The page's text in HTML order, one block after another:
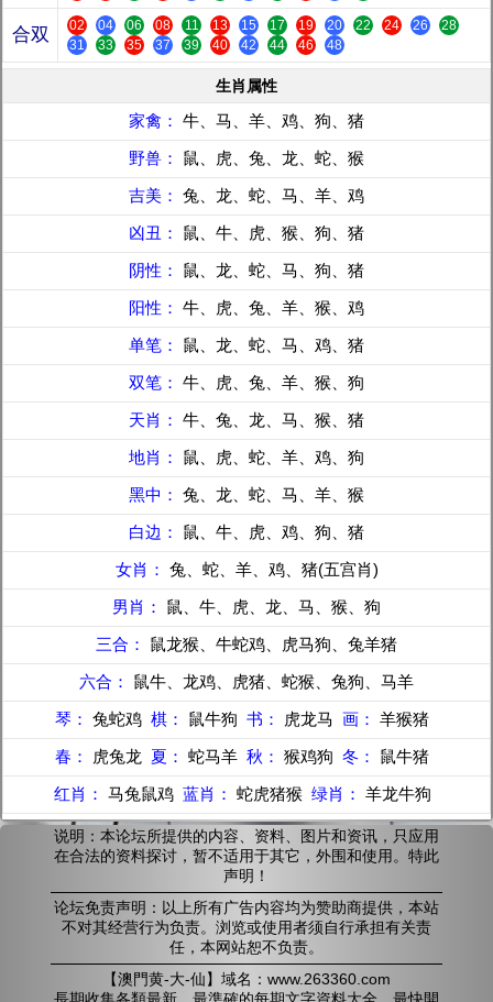
合双 02 04 06 08 11 13 15 17 19 20 22 24 26
28
31
33 35 37 39 40 42 44 46 48
生肖属性
家禽： 牛、马、羊、鸡、狗、猪
野兽： 鼠、虎、兔、龙、蛇、猴
吉美： 兔、龙、蛇、马、羊、鸡
凶丑： 鼠、牛、虎、猴、狗、猪
阴性： 鼠、龙、蛇、马、狗、猪
阳性： 牛、虎、兔、羊、猴、鸡
单笔： 鼠、龙、蛇、马、鸡、猪
双笔： 牛、虎、兔、羊、猴、狗
天肖： 牛、兔、龙、马、猴、猪
地肖： 鼠、虎、蛇、羊、鸡、狗
黑中： 兔、龙、蛇、马、羊、猴
白边： 鼠、牛、虎、鸡、狗、猪
女肖： 兔、蛇、羊、鸡、猪(五宫肖)
男肖： 鼠、牛、虎、龙、马、猴、狗
三合： 鼠龙猴、牛蛇鸡、虎马狗、兔羊猪
六合： 鼠牛、龙鸡、虎猪、蛇猴、兔狗、马羊
琴： 兔蛇鸡 棋： 鼠牛狗 书： 虎龙马 画： 羊猴猪
春：
虎兔龙 夏： 蛇马羊 秋： 猴鸡狗 冬： 鼠牛猪
红肖： 马兔鼠鸡 蓝肖： 蛇虎猪猴 绿肖： 羊龙牛狗
说明：本论坛所提供的内容、资料、图片和资讯，只应用
在合法的资料探讨，暂不适用于其它，外围和使用。特此
声明！
论坛免责声明：以上所有广告内容均为赞助商提供，本站
不对其经营行为负责。浏览或使用者须自行承担有关责
任，本网站恕不负责。
【澳門黄-大-仙】域名：www.263360.com
長期收集各類最新、最準確的每期文字資料大全，最快開